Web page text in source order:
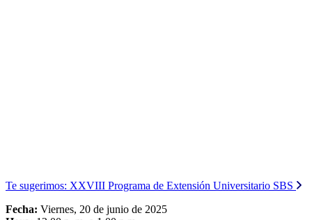
Te sugerimos: XXVIII Programa de Extensión Universitario SBS
Fecha: Viernes, 20 de junio de 2025